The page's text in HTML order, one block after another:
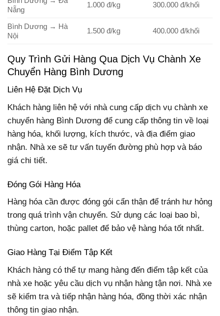
Nẵng
1.000 đ/kg 300.000 đ/khối
Bình Dương → Hà
Nội
1.500 đ/kg 400.000 đ/khối
Quy Trình Gửi Hàng Qua Dịch Vụ Chành Xe
Chuyển Hàng Bình Dương
Liên Hệ Đặt Dịch Vụ
Khách hàng liên hệ với nhà cung cấp dịch vụ chành xe
chuyển hàng Bình Dương để cung cấp thông tin về loại
hàng hóa, khối lượng, kích thước, và địa điểm giao
nhận. Nhà xe sẽ tư vấn tuyến đường phù hợp và báo
giá chi tiết.
Đóng Gói Hàng Hóa
Hàng hóa cần được đóng gói cẩn thận để tránh hư hỏng
trong quá trình vận chuyển. Sử dụng các loại bao bì,
thùng carton, hoặc pallet để bảo vệ hàng hóa tốt nhất.
Giao Hàng Tại Điểm Tập Kết
Khách hàng có thể tự mang hàng đến điểm tập kết của
nhà xe hoặc yêu cầu dịch vụ nhận hàng tận nơi. Nhà xe
sẽ kiểm tra và tiếp nhận hàng hóa, đồng thời xác nhận
thông tin giao nhận.